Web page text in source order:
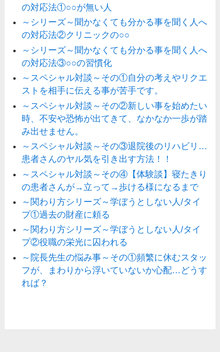
の対応法①○○が無い人
～シリーズ～聞かなくても分かる事を聞く人へ
の対応法②クリニックの○○
～シリーズ～聞かなくても分かる事を聞く人へ
の対応法③○○の習慣化
～スペシャル対談～その①自分の考えやリクエ
ストを相手に伝える事が苦手です。
～スペシャル対談～その②新しい事を始めたい
時、不安や恐怖が出てきて、なかなか一歩が踏
み出せません。
～スペシャル対談～その③退院後のリハビリ…
患者さんのヤル気を引き出す方法！！
～スペシャル対談～その④【体験談】寝たきり
の患者さんが→立って→歩ける様になるまで
～関わり方シリーズ～学ぼうとしない人/タイ
プ①過去の財産に頼る
～関わり方シリーズ～学ぼうとしない人/タイ
プ②役職の栄光に囚われる
～院長先生の悩み事～その①頻繁に休むスタッ
フが、まわりから浮いていないか心配…どうす
れば？